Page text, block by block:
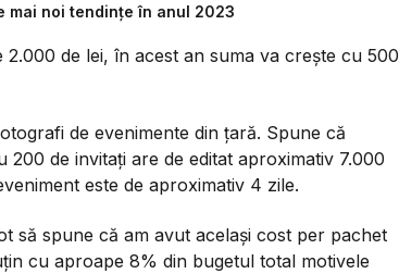
mai noi tendințe în anul 2023
de lei, în acest an suma va crește cu 500
de evenimente din țară. Spune că
de invitați are de editat aproximativ 7.000
este de aproximativ 4 zile.
să spune că am avut același cost per pachet
cu aproape 8% din bugetul total motivele